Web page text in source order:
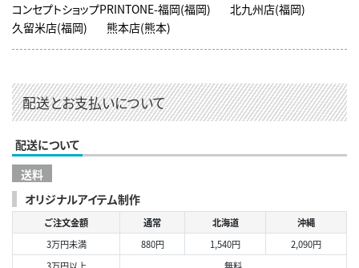
コンセプトショップPRINTONE-福岡(福岡)
北九州店(福岡)
久留米店(福岡)
熊本店(熊本)
配送とお支払いについて
配送について
送料
オリジナルアイテム制作
ご注文金額 通常 北海道
沖縄
3万円未満
880円 1,540円
2,090円